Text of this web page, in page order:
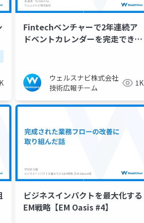
Fintechベンチャーで2年連続ア
ドベントカレンダーを完走できた
ウェルスナビ株式会社
技術広報チーム
1K
ビジネスインパクトを最大化する
EM戦略【EM Oasis #4】